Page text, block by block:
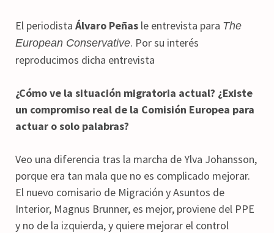
El periodista Álvaro Peñas le entrevista para The
European Conservative. Por su interés
reproducimos dicha entrevista
¿Cómo ve la situación migratoria actual? ¿Existe
un compromiso real de la Comisión Europea para
actuar o solo palabras?
Veo una diferencia tras la marcha de Ylva Johansson,
porque era tan mala que no es complicado mejorar.
El nuevo comisario de Migración y Asuntos de
Interior, Magnus Brunner, es mejor, proviene del PPE
y no de la izquierda, y quiere mejorar el control